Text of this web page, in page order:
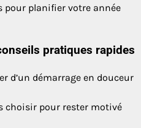
pour planifier votre année
pratiques rapides
d’un démarrage en douceur
choisir pour rester motivé